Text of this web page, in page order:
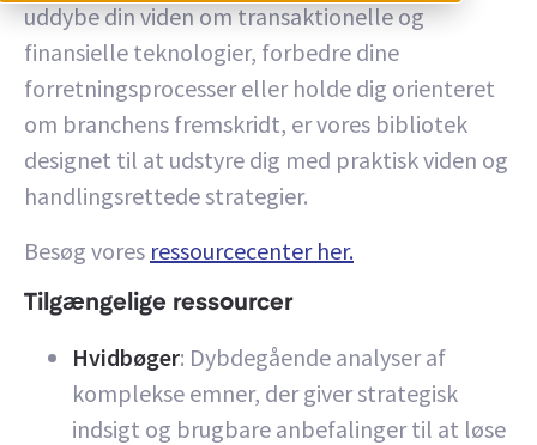
uddybe din viden om transaktionelle og
finansielle teknologier, forbedre dine
forretningsprocesser eller holde dig orienteret
om branchens fremskridt, er vores bibliotek
designet til at udstyre dig med praktisk viden og
handlingsrettede strategier.
Besøg vores ressourcecenter her.
Tilgængelige ressourcer
Hvidbøger: Dybdegående analyser af
komplekse emner, der giver strategisk
indsigt og brugbare anbefalinger til at løse